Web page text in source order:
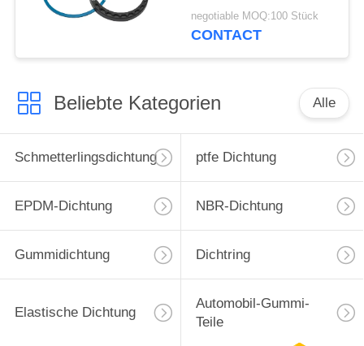
Material fertigte Maß
besonders an
negotiable MOQ:100 Stück
CONTACT
Beliebte Kategorien Alle
Schmetterlingsdichtung ptfe Dichtung
EPDM-Dichtung NBR-Dichtung
Gummidichtung Dichtring
Elastische Dichtung
Automobil-Gummi-
Teile